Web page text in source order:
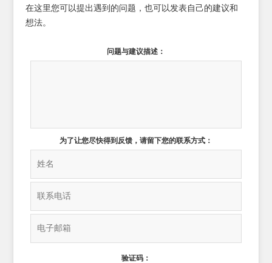
在这里您可以提出遇到的问题，也可以发表自己的建议和
想法。
问题与建议描述：
为了让您尽快得到反馈，请留下您的联系方式：
验证码：